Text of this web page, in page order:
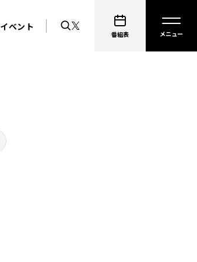
イベント
番組表